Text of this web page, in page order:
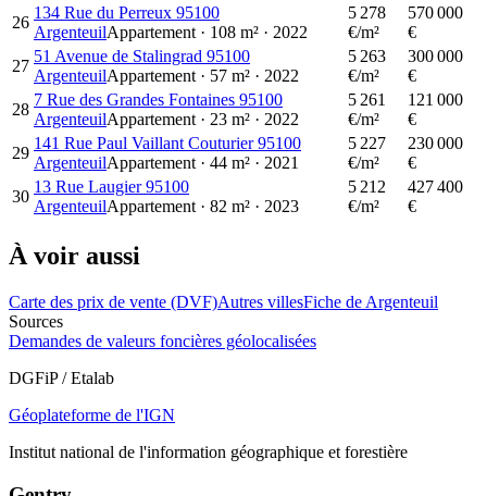
26
134 Rue du Perreux 95100
ArgenteuilAppartement · 108 m² · 2022
5 278
€/m²
570 000
€
27
51 Avenue de Stalingrad 95100
ArgenteuilAppartement · 57 m² · 2022
5 263
€/m²
300 000
€
28
7 Rue des Grandes Fontaines 95100
ArgenteuilAppartement · 23 m² · 2022
5 261
€/m²
121 000
€
29
141 Rue Paul Vaillant Couturier 95100
ArgenteuilAppartement · 44 m² · 2021
5 227
€/m²
230 000
€
30
13 Rue Laugier 95100
ArgenteuilAppartement · 82 m² · 2023
5 212
€/m²
427 400
€
À voir aussi
Carte des prix de vente (DVF)Autres villesFiche de Argenteuil
Sources
Demandes de valeurs foncières géolocalisées
DGFiP / Etalab
Géoplateforme de l'IGN
Institut national de l'information géographique et forestière